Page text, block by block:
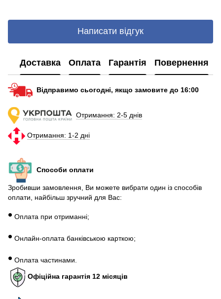
Написати відгук
Доставка Оплата Гарантія Повернення
Відправимо сьогодні, якщо замовите до 16:00
Отримання: 2-5 днів
Отримання: 1-2 дні
Способи оплати
Зробивши замовлення, Ви можете вибрати один із способів
оплати, найбільш зручний для Вас:
• Оплата при отриманні;
• Онлайн-оплата банківською карткою;
• Оплата частинами.
Офіційна гарантія 12 місяців